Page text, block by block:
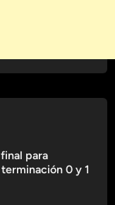
para
0 y 1